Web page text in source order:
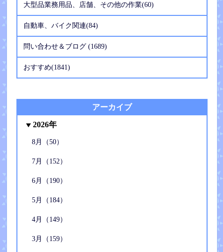
大型品業務用品、店舗、その他の作業(60)
自動車、バイク関連(84)
問い合わせ＆ブログ (1689)
おすすめ(1841)
アーカイブ
2026年
8月（50）
7月（152）
6月（190）
5月（184）
4月（149）
3月（159）